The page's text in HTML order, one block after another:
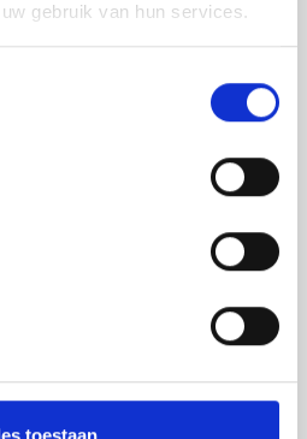
gebruik van hun services.
toestaan